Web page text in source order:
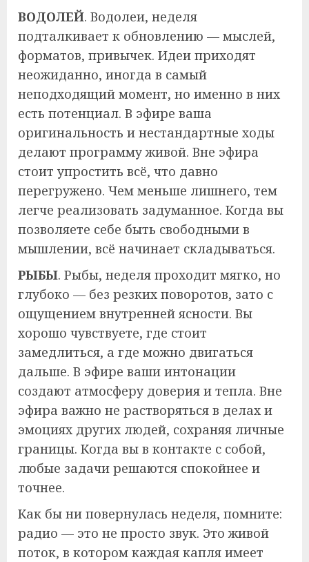
ВОДОЛЕЙ. Водолеи, неделя
подталкивает к обновлению — мыслей,
форматов, привычек. Идеи приходят
неожиданно, иногда в самый
неподходящий момент, но именно в них
есть потенциал. В эфире ваша
оригинальность и нестандартные ходы
делают программу живой. Вне эфира
стоит упростить всё, что давно
перегружено. Чем меньше лишнего, тем
легче реализовать задуманное. Когда вы
позволяете себе быть свободными в
мышлении, всё начинает складываться.
РЫБЫ. Рыбы, неделя проходит мягко, но
глубоко — без резких поворотов, зато с
ощущением внутренней ясности. Вы
хорошо чувствуете, где стоит
замедлиться, а где можно двигаться
дальше. В эфире ваши интонации
создают атмосферу доверия и тепла. Вне
эфира важно не растворяться в делах и
эмоциях других людей, сохраняя личные
границы. Когда вы в контакте с собой,
любые задачи решаются спокойнее и
точнее.
Как бы ни повернулась неделя, помните:
радио — это не просто звук. Это живой
поток, в котором каждая капля имеет